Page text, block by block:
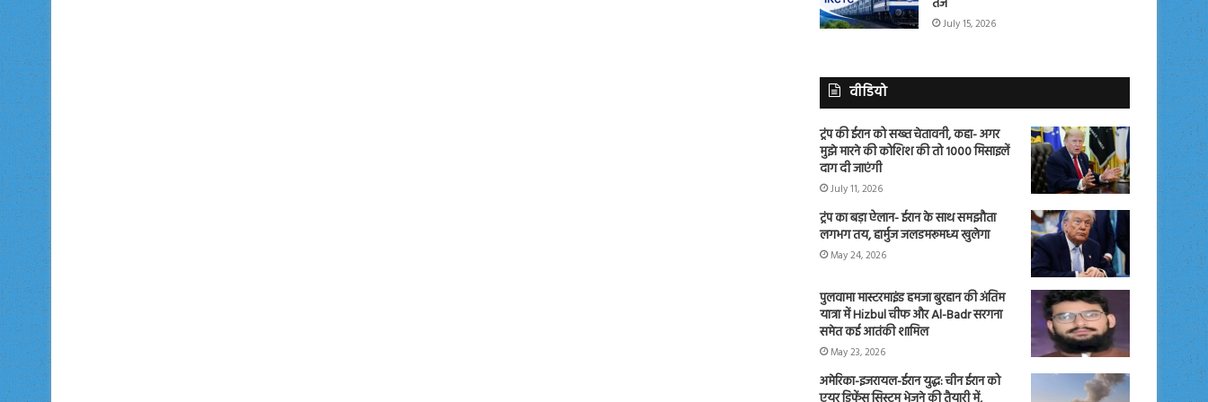
July 15, 2026
वीडियो
ट्रंप की ईरान को सख्त चेतावनी, कहा- अगर
मुझे मारने की कोशिश की तो 1000 मिसाइलें
दाग दी जाएंगी
July 11, 2026
ट्रंप का बड़ा ऐलान- ईरान के साथ समझौता
लगभग तय, हार्मुज जलडमरूमध्य खुलेगा
May 24, 2026
पुलवामा मास्टरमाइंड हमजा बुरहान की अंतिम
यात्रा में Hizbul चीफ और Al-Badr सरगना
समेत कई आतंकी शामिल
May 23, 2026
अमेरिका-इजरायल-ईरान युद्ध: चीन ईरान को